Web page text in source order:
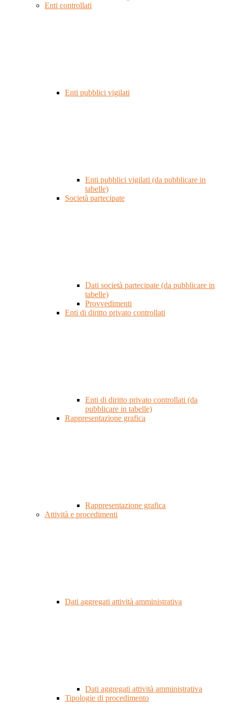
Enti controllati
Enti pubblici vigilati
Enti pubblici vigilati (da pubblicare in
tabelle)
Società partecipate
Dati società partecipate (da pubblicare in
tabelle)
Provvedimenti
Enti di diritto privato controllati
Enti di diritto privato controllati (da
pubblicare in tabelle)
Rappresentazione grafica
Rappresentazione grafica
Attività e procedimenti
Dati aggregati attività amministrativa
Dati aggregati attività amministrativa
Tipologie di procedimento